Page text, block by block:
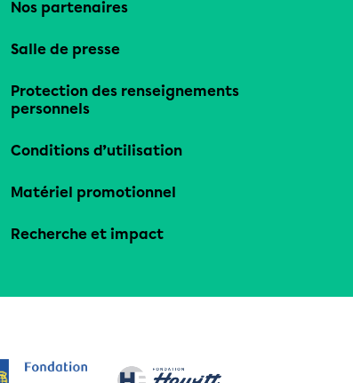
Nos partenaires
Salle de presse
Protection des renseignements
personnels
Conditions d’utilisation
Matériel promotionnel
Recherche et impact